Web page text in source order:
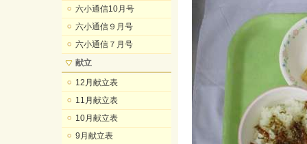
六小通信10月号
六小通信９月号
六小通信７月号
献立
12月献立表
11月献立表
10月献立表
9月献立表